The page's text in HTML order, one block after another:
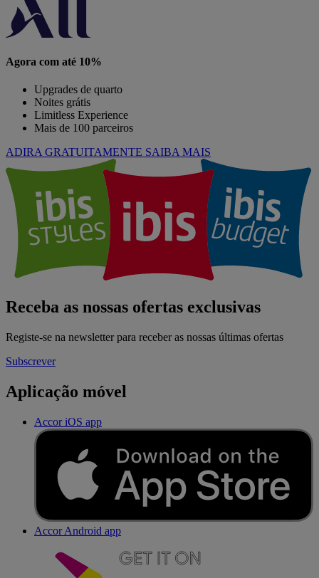
Agora com até 10%
Upgrades de quarto
Noites grátis
Limitless Experience
Mais de 100 parceiros
ADIRA GRATUITAMENTE SAIBA MAIS
Receba as nossas ofertas exclusivas
Registe-se na newsletter para receber as nossas últimas ofertas
Subscrever
Aplicação móvel
Accor iOS app
Accor Android app